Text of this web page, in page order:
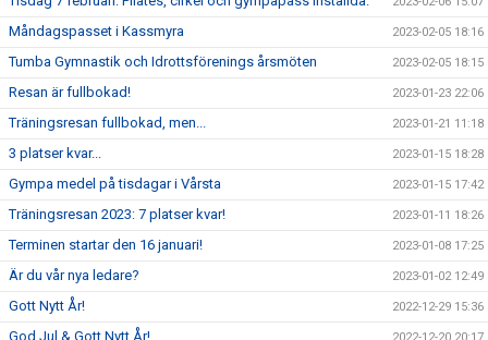
Måndagspasset i Kassmyra 2023-02-05 18:16
Tumba Gymnastik och Idrottsförenings årsmöten 2023-02-05 18:15
Resan är fullbokad! 2023-01-23 22:06
Träningsresan fullbokad, men... 2023-01-21 11:18
3 platser kvar... 2023-01-15 18:28
Gympa medel på tisdagar i Vårsta 2023-01-15 17:42
Träningsresan 2023: 7 platser kvar! 2023-01-11 18:26
Terminen startar den 16 januari! 2023-01-08 17:25
Är du vår nya ledare? 2023-01-02 12:49
Gott Nytt År! 2022-12-29 15:36
God Jul & Gott Nytt År!